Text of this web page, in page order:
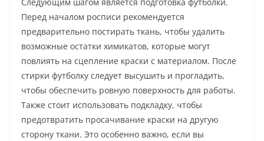
Перед началом росписи рекомендуется
предварительно постирать ткань, чтобы удалить
возможные остатки химикатов, которые могут
повлиять на сцепление краски с материалом. После
стирки футболку следует высушить и прогладить,
чтобы обеспечить ровную поверхность для работы.
Также стоит использовать подкладку, чтобы
предотвратить просачивание краски на другую
сторону ткани. Это особенно важно, если вы